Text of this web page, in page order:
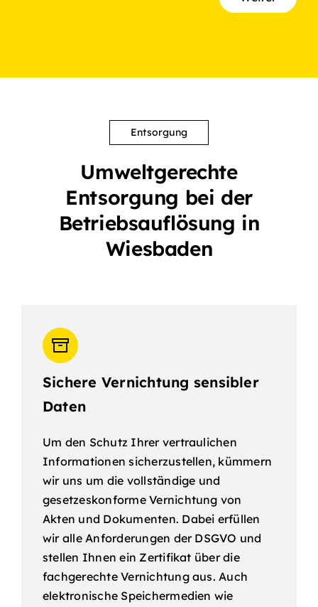
Entsorgung
Umweltgerechte
Entsorgung bei der
Betriebsauflösung in
Wiesbaden
Sichere Vernichtung sensibler
Daten
Um den Schutz Ihrer vertraulichen
Informationen sicherzustellen, kümmern
wir uns um die vollständige und
gesetzeskonforme Vernichtung von
Akten und Dokumenten. Dabei erfüllen
wir alle Anforderungen der DSGVO und
stellen Ihnen ein Zertifikat über die
fachgerechte Vernichtung aus. Auch
elektronische Speichermedien wie